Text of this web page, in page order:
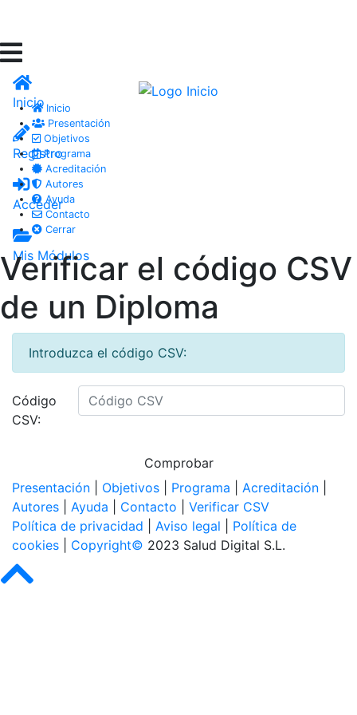
Inicio
Registro
Acceder
Mis Módulos
Inicio
Presentación
Objetivos
Programa
Acreditación
Autores
Ayuda
Contacto
Cerrar
Verificar el código CSV
de un Diploma
Introduzca el código CSV:
Código
CSV:
Comprobar
Presentación
Objetivos Programa Acreditación
Autores
Ayuda Contacto
Verificar CSV
Política de privacidad
Aviso legal
Política de
cookies
Copyright© 2023 Salud Digital S.L.